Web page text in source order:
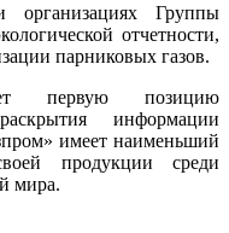
Группы
отчетности,
парниковых газов.
первую позицию
информации
имеет наименьший
продукции среди
мира.